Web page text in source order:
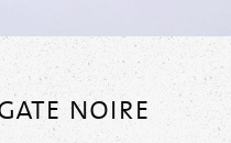
noire